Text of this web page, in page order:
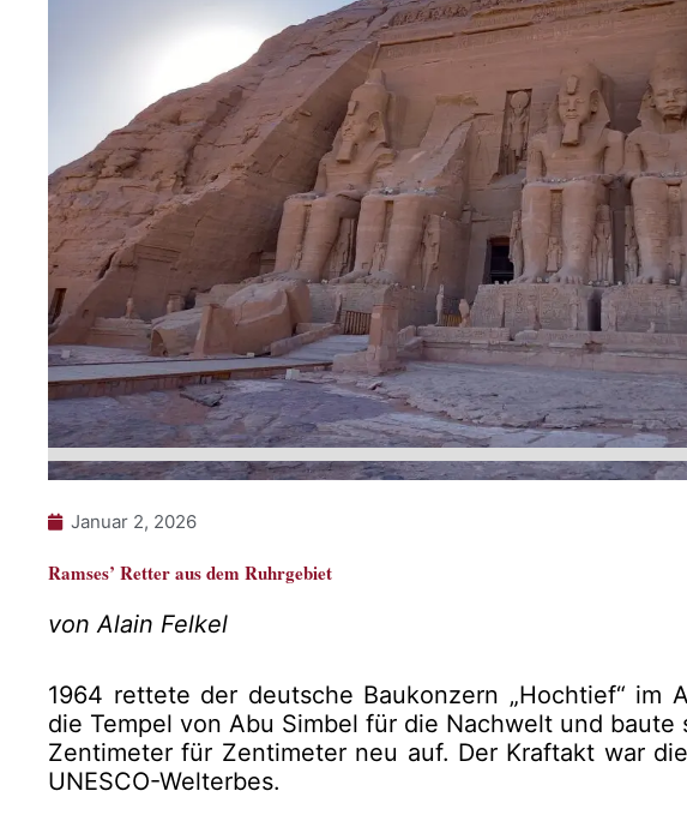
Januar 2, 2026
Ramses’ Retter aus dem Ruhrgebiet
von Alain Felkel
1964 rettete der deutsche Baukonzern „Hochtief“ im
die Tempel von Abu Simbel für die Nachwelt und baute
Zentimeter für Zentimeter neu auf. Der Kraftakt war
UNESCO-Welterbes.